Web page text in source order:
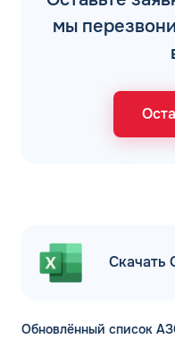
мы
Скачать
Обновлённый список